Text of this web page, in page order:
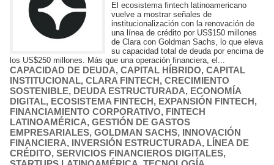
El ecosistema fintech latinoamericano
vuelve a mostrar señales de
institucionalización con la renovación de
una línea de crédito por US$150 millones
de Clara con Goldman Sachs, lo que eleva
su capacidad total de deuda por encima de
los US$250 millones. Más que una operación financiera, el...
CAPACIDAD DE DEUDA, CAPITAL HÍBRIDO, CAPITAL
INSTITUCIONAL, CLARA FINTECH, CRECIMIENTO
SOSTENIBLE, DEUDA ESTRUCTURADA, ECONOMÍA
DIGITAL, ECOSISTEMA FINTECH, EXPANSIÓN FINTECH,
FINANCIAMIENTO CORPORATIVO, FINTECH
LATINOAMÉRICA, GESTIÓN DE GASTOS
EMPRESARIALES, GOLDMAN SACHS, INNOVACIÓN
FINANCIERA, INVERSIÓN ESTRUCTURADA, LÍNEA DE
CRÉDITO, SERVICIOS FINANCIEROS DIGITALES,